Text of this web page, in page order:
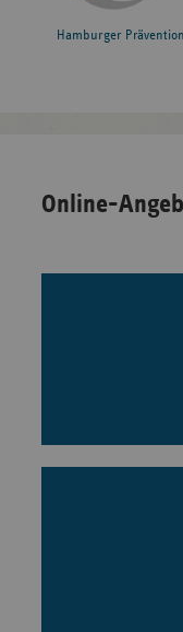
Hamburger
Online-